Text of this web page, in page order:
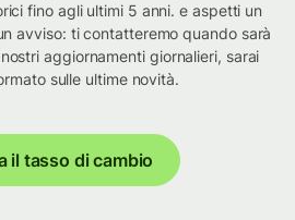
fino agli ultimi 5 anni. e aspetti un
avviso: ti contatteremo quando sarà
aggiornamenti giornalieri, sarai
sulle ultime novità.
il tasso di cambio